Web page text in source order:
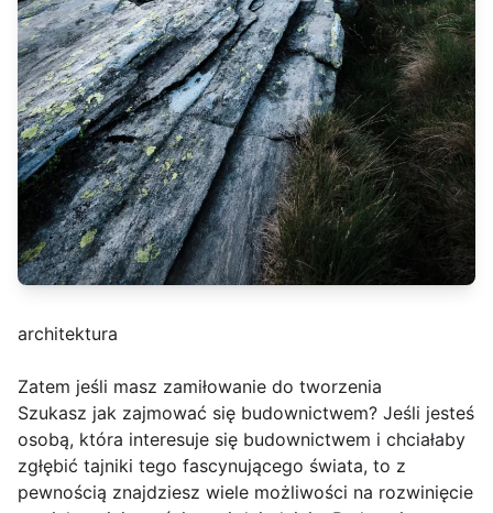
architektura
Zatem jeśli masz zamiłowanie do tworzenia
Szukasz jak zajmować się budownictwem? Jeśli jesteś
osobą, która interesuje się budownictwem i chciałaby
zgłębić tajniki tego fascynującego świata, to z
pewnością znajdziesz wiele możliwości na rozwinięcie